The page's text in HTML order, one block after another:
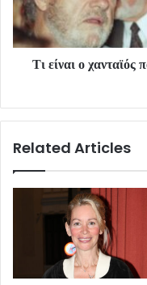
Τι είναι ο
Related Articles